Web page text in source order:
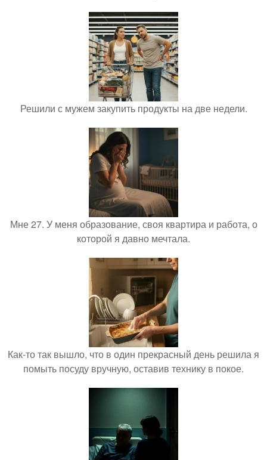
Решили с мужем закупить продукты на две недели.
Мне 27. У меня образование, своя квартира и работа, о
которой я давно мечтала.
Как-то так вышло, что в один прекрасный день решила я
помыть посуду вручную, оставив технику в покое.